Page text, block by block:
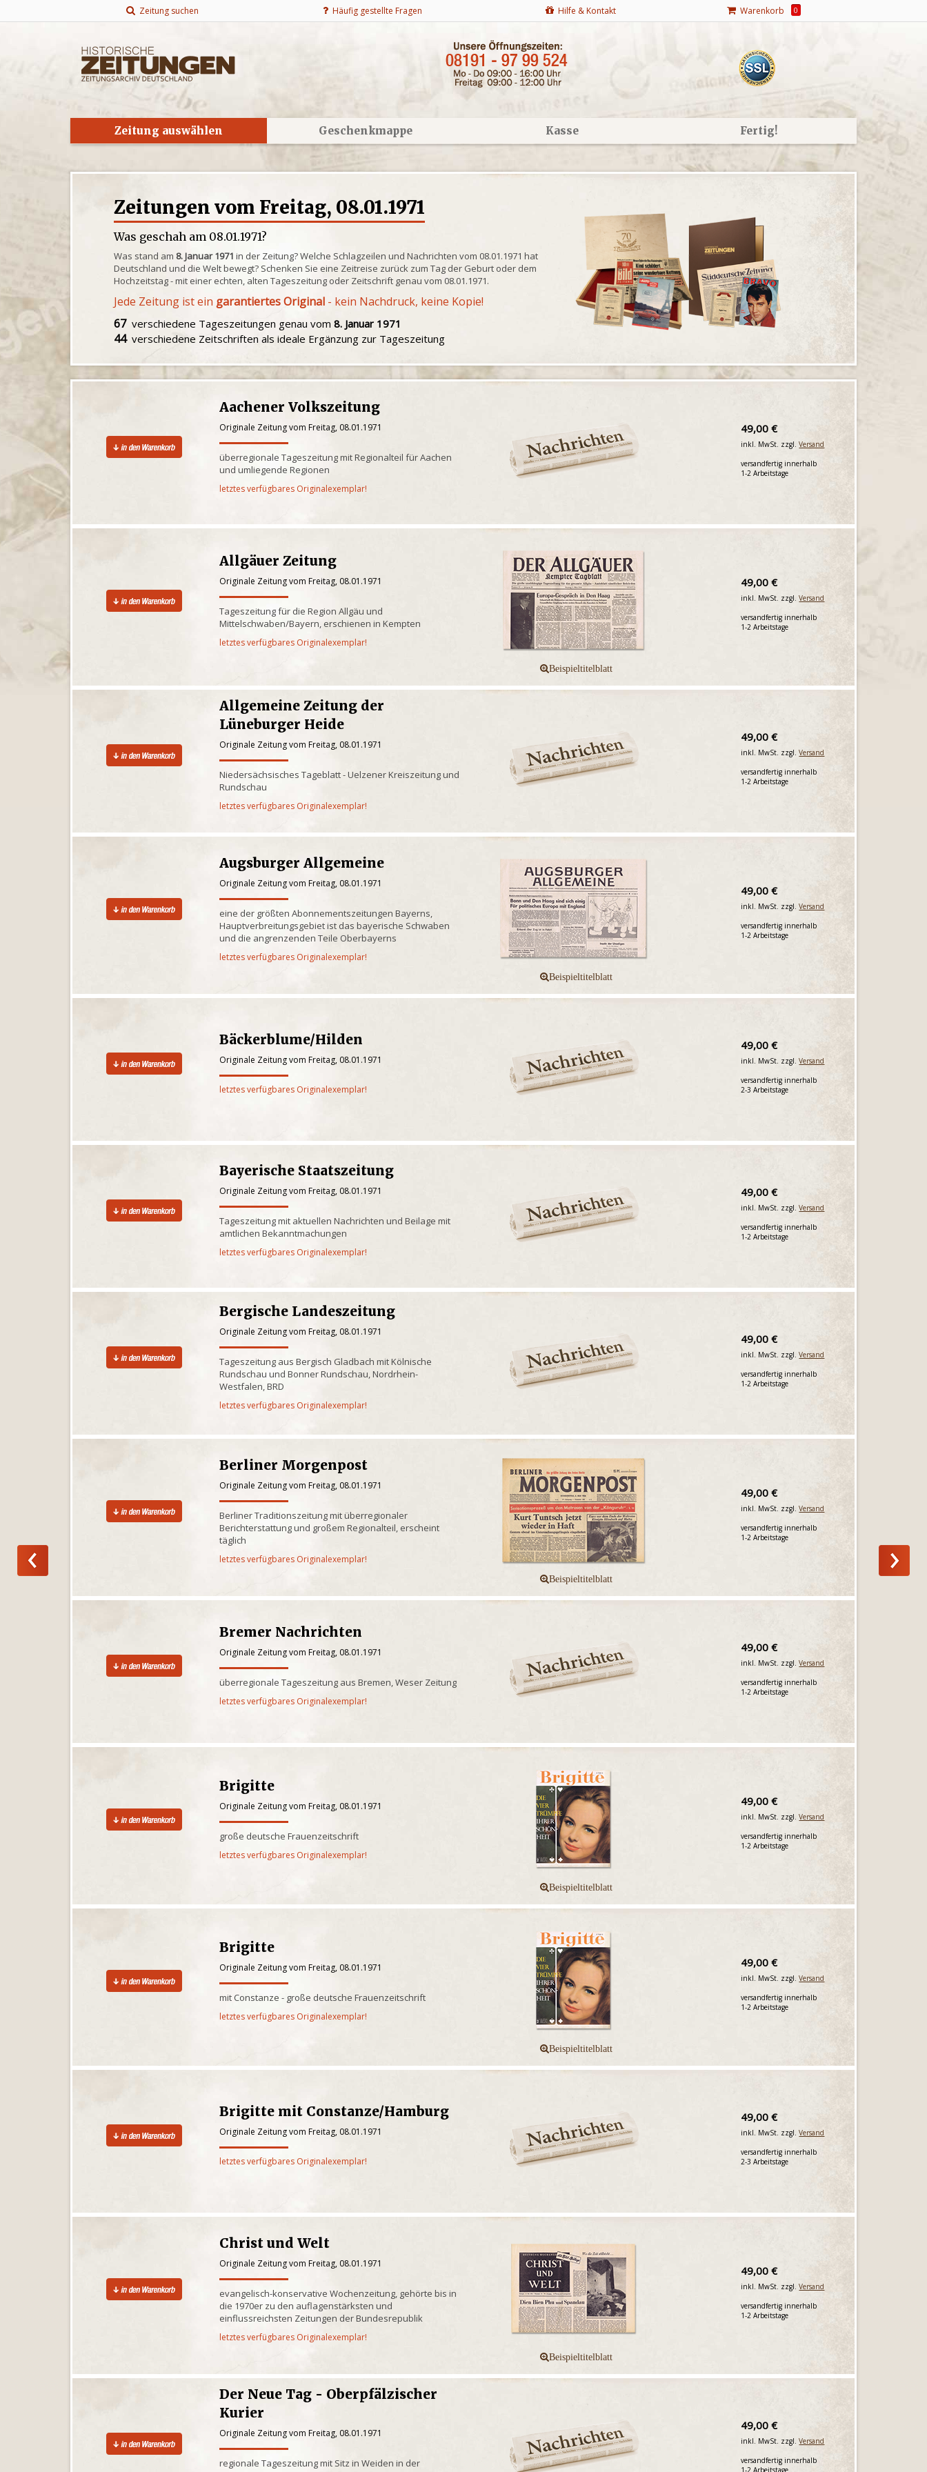
Zeitung suchen Häufig gestellte Fragen Hilfe & Kontakt Warenkorb 0
Zeitung auswählen Geschenkmappe Kasse Fertig!
Zeitungen vom Freitag, 08.01.1971
Was geschah am 08.01.1971?
Was stand am 8. Januar 1971 in der Zeitung? Welche Schlagzeilen und Nachrichten vom 08.01.1971 hat
Deutschland und die Welt bewegt? Schenken Sie eine Zeitreise zurück zum Tag der Geburt oder dem
Hochzeitstag - mit einer echten, alten Tageszeitung oder Zeitschrift genau vom 08.01.1971.
Jede Zeitung ist ein garantiertes Original - kein Nachdruck, keine Kopie!
67verschiedene Tageszeitungen genau vom8. Januar 1971
44verschiedene Zeitschriften als ideale Ergänzung zur Tageszeitung
Aachener Volkszeitung
Originale Zeitung vom Freitag, 08.01.1971
überregionale Tageszeitung mit Regionalteil für Aachen
und umliegende Regionen
letztes verfügbares Originalexemplar!
49,00 €
inkl. MwSt. zzgl.Versand
versandfertig innerhalb
1-2 Arbeitstage
Allgäuer Zeitung
Originale Zeitung vom Freitag, 08.01.1971
Tageszeitung für die Region Allgäu und
Mittelschwaben/Bayern, erschienen in Kempten
letztes verfügbares Originalexemplar!
49,00 €
inkl. MwSt. zzgl.Versand
versandfertig innerhalb
1-2 Arbeitstage
Allgemeine Zeitung der
Lüneburger Heide
Originale Zeitung vom Freitag, 08.01.1971
Niedersächsisches Tageblatt - Uelzener Kreiszeitung und
Rundschau
letztes verfügbares Originalexemplar!
49,00 €
inkl. MwSt. zzgl.Versand
versandfertig innerhalb
1-2 Arbeitstage
Augsburger Allgemeine
Originale Zeitung vom Freitag, 08.01.1971
eine der größten Abonnementszeitungen Bayerns,
Hauptverbreitungsgebiet ist das bayerische Schwaben
und die angrenzenden Teile Oberbayerns
letztes verfügbares Originalexemplar!
49,00 €
inkl. MwSt. zzgl.Versand
versandfertig innerhalb
1-2 Arbeitstage
Bäckerblume/Hilden
Originale Zeitung vom Freitag, 08.01.1971
letztes verfügbares Originalexemplar!
49,00 €
inkl. MwSt. zzgl.Versand
versandfertig innerhalb
2-3 Arbeitstage
Bayerische Staatszeitung
Originale Zeitung vom Freitag, 08.01.1971
Tageszeitung mit aktuellen Nachrichten und Beilage mit
amtlichen Bekanntmachungen
letztes verfügbares Originalexemplar!
49,00 €
inkl. MwSt. zzgl.Versand
versandfertig innerhalb
1-2 Arbeitstage
Bergische Landeszeitung
Originale Zeitung vom Freitag, 08.01.1971
Tageszeitung aus Bergisch Gladbach mit Kölnische
Rundschau und Bonner Rundschau, Nordrhein-
Westfalen, BRD
letztes verfügbares Originalexemplar!
49,00 €
inkl. MwSt. zzgl.Versand
versandfertig innerhalb
1-2 Arbeitstage
Berliner Morgenpost
Originale Zeitung vom Freitag, 08.01.1971
Berliner Traditionszeitung mit überregionaler
Berichterstattung und großem Regionalteil, erscheint
täglich
letztes verfügbares Originalexemplar!
49,00 €
inkl. MwSt. zzgl.Versand
versandfertig innerhalb
1-2 Arbeitstage
Bremer Nachrichten
Originale Zeitung vom Freitag, 08.01.1971
überregionale Tageszeitung aus Bremen, Weser Zeitung
letztes verfügbares Originalexemplar!
49,00 €
inkl. MwSt. zzgl.Versand
versandfertig innerhalb
1-2 Arbeitstage
Brigitte
Originale Zeitung vom Freitag, 08.01.1971
große deutsche Frauenzeitschrift
letztes verfügbares Originalexemplar!
49,00 €
inkl. MwSt. zzgl.Versand
versandfertig innerhalb
1-2 Arbeitstage
Brigitte
Originale Zeitung vom Freitag, 08.01.1971
mit Constanze - große deutsche Frauenzeitschrift
letztes verfügbares Originalexemplar!
49,00 €
inkl. MwSt. zzgl.Versand
versandfertig innerhalb
1-2 Arbeitstage
Brigitte mit Constanze/Hamburg
Originale Zeitung vom Freitag, 08.01.1971
letztes verfügbares Originalexemplar!
49,00 €
inkl. MwSt. zzgl.Versand
versandfertig innerhalb
2-3 Arbeitstage
Christ und Welt
Originale Zeitung vom Freitag, 08.01.1971
evangelisch-konservative Wochenzeitung, gehörte bis in
die 1970er zu den auflagenstärksten und
einflussreichsten Zeitungen der Bundesrepublik
letztes verfügbares Originalexemplar!
49,00 €
inkl. MwSt. zzgl.Versand
versandfertig innerhalb
1-2 Arbeitstage
Der Neue Tag - Oberpfälzischer
Kurier
Originale Zeitung vom Freitag, 08.01.1971
regionale Tageszeitung mit Sitz in Weiden in der
49,00 €
inkl. MwSt. zzgl.Versand
versandfertig innerhalb
1-2 Arbeitstage